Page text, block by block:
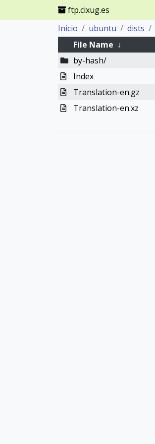
ftp.cixug.es
Inicio
ubuntu dists
File Name ↓
by-hash/
Index
Translation-en.gz
Translation-en.xz